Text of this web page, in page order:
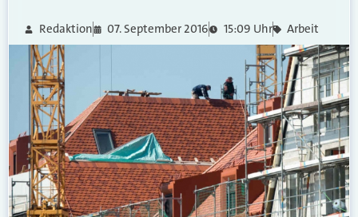
Redaktion 07. September 2016 15:09 Uhr Arbeit